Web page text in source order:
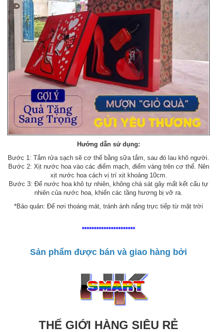
Hướng dẫn sử dụng:
Bước 1: Tắm rửa sạch sẽ cơ thể bằng sữa tắm, sau đó lau khô người.
Bước 2: Xịt nước hoa vào các điểm mạch, điểm vàng trên cơ thể. Nên
xịt nước hoa cách vị trí xịt khoảng 10cm.
Bước 3: Để nước hoa khô tự nhiên, không chà sát gây mất kết cấu tự
nhiên của nước hoa, khiến các tầng hương bị vỡ ra.
*Bảo quản: Để nơi thoáng mát, tránh ánh nắng trực tiếp từ mặt trời
**********************
Sản phẩm được bán và giao hàng bởi
THẾ GIỚI HÀNG SIÊU RẺ